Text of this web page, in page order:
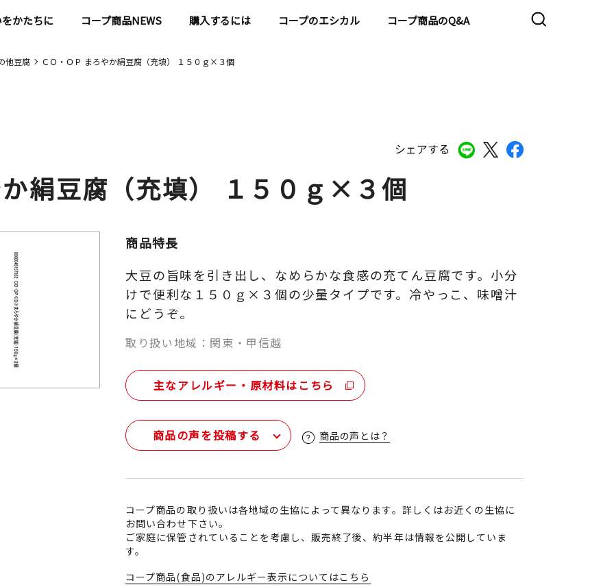
かたちに コープ商品NEWS 購入するには コープのエシカル コープ商品のQ&A
他豆腐 ＣＯ・ＯＰ まろやか絹豆腐（充填） １５０ｇ×３個
シェアする
絹豆腐（充填） １５０ｇ×３個
商品特長
大豆の旨味を引き出し、なめらかな食感の充てん豆腐です。小分
けで便利な１５０ｇ×３個の少量タイプです。冷やっこ、味噌汁
にどうぞ。
取り扱い地域：関東・甲信越
主なアレルギー・原材料はこちら
商品の声を投稿する 商品の声とは？
コープ商品の取り扱いは各地域の生協によって異なります。詳しくはお近くの生協に
お問い合わせ下さい。
ご家庭に保管されていることを考慮し、販売終了後、約半年は情報を公開していま
す。
コープ商品(食品)のアレルギー表示についてはこちら